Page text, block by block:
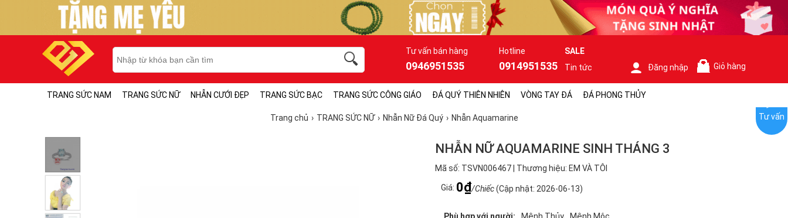
Tư vấn bán hàng
0946951535
Hotline
0914951535
SALE
Tin tức
Đăng nhập Giỏ hàng
TRANG SỨC NAM TRANG SỨC NỮ NHẪN CƯỚI ĐẸP TRANG SỨC BẠC TRANG SỨC CÔNG GIÁO ĐÁ QUÝ THIÊN NHIÊN VÒNG TAY ĐÁ ĐÁ PHONG THỦY
Trang chủ TRANG SỨC NỮ Nhẫn Nữ Đá Quý Nhẫn Aquamarine
NHẪN NỮ AQUAMARINE SINH THÁNG 3
Mã số: TSVN006467 | Thương hiệu: EM VÀ TÔI
Giá: 0₫/Chiếc(Cập nhật: 2026-06-13)
Tư vấn